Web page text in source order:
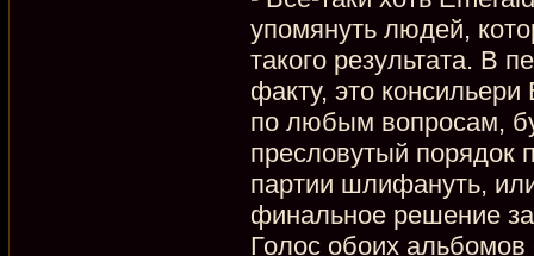
упомянуть людей,
такого результата. В
факту, это
по любым вопросам,
пресловутый порядок
партии шлифануть,
финальное решение
Голос обоих